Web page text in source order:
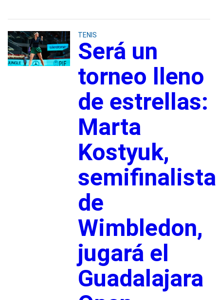
TENIS
Será un
torneo lleno
de estrellas:
Marta
Kostyuk,
semifinalista
de
Wimbledon,
jugará el
Guadalajara